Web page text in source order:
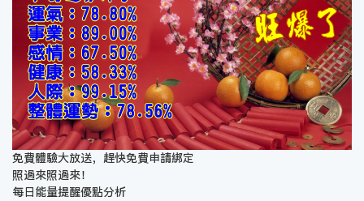
免費體驗大放送，趕快免費申請綁定
照過來照過來！
每日能量提醒優點分析